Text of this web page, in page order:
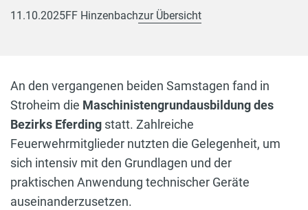
11.10.2025FF Hinzenbachzur Übersicht
An den vergangenen beiden Samstagen fand in
Stroheim die Maschinistengrundausbildung des
Bezirks Eferding statt. Zahlreiche
Feuerwehrmitglieder nutzten die Gelegenheit, um
sich intensiv mit den Grundlagen und der
praktischen Anwendung technischer Geräte
auseinanderzusetzen.